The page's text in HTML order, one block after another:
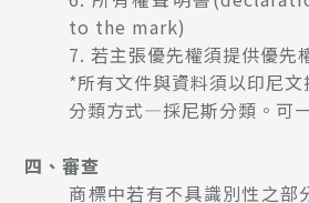
to the mark)
7. 若主張優先權須提供優先
*所有文件與資料須以印尼文
分類方式—採尼斯分類。可
四、審查
商標中若有不具識別性之部